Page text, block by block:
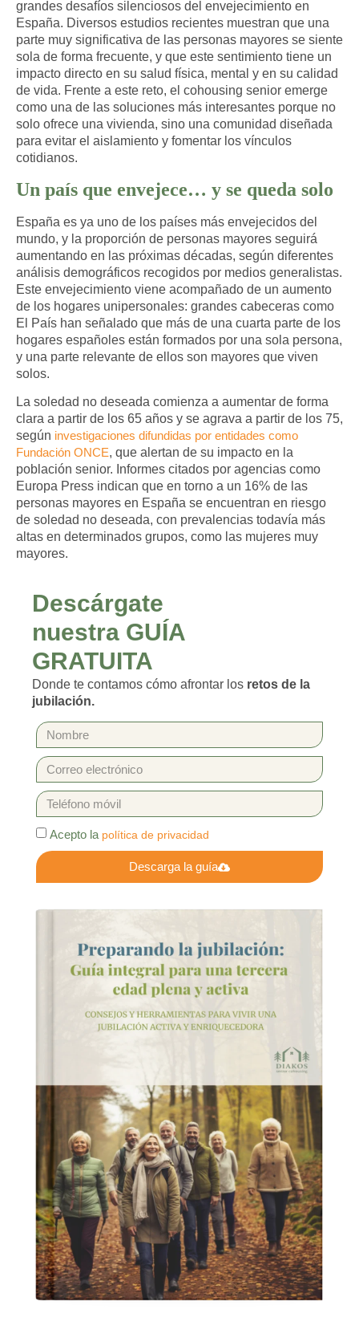
grandes desafíos silenciosos del envejecimiento en
España. Diversos estudios recientes muestran que una
parte muy significativa de las personas mayores se siente
sola de forma frecuente, y que este sentimiento tiene un
impacto directo en su salud física, mental y en su calidad
de vida. Frente a este reto, el cohousing senior emerge
como una de las soluciones más interesantes porque no
solo ofrece una vivienda, sino una comunidad diseñada
para evitar el aislamiento y fomentar los vínculos
cotidianos.​
Un país que envejece… y se queda solo
España es ya uno de los países más envejecidos del
mundo, y la proporción de personas mayores seguirá
aumentando en las próximas décadas, según diferentes
análisis demográficos recogidos por medios generalistas.
Este envejecimiento viene acompañado de un aumento
de los hogares unipersonales: grandes cabeceras como
El País han señalado que más de una cuarta parte de los
hogares españoles están formados por una sola persona,
y una parte relevante de ellos son mayores que viven
solos.​
La soledad no deseada comienza a aumentar de forma
clara a partir de los 65 años y se agrava a partir de los 75,
según investigaciones difundidas por entidades como
Fundación ONCE, que alertan de su impacto en la
población senior. Informes citados por agencias como
Europa Press indican que en torno a un 16% de las
personas mayores en España se encuentran en riesgo
de soledad no deseada, con prevalencias todavía más
altas en determinados grupos, como las mujeres muy
mayores.​
Descárgate
nuestra GUÍA
GRATUITA
Donde te contamos cómo afrontar los retos de la
jubilación.
Acepto la política de privacidad
Descarga la guía